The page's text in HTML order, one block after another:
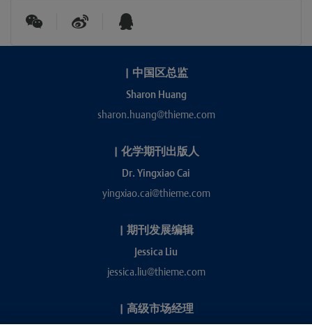
| 中国区总监
Sharon Huang
sharon.huang@thieme.com
| 化学期刊出版人
Dr. Yingxiao Cai
yingxiao.cai@thieme.com
| 期刊发展编辑
Jessica Liu
jessica.liu@thieme.com
| 高级市场经理